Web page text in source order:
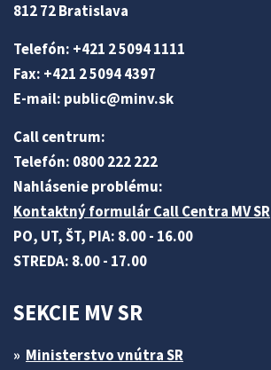
812 72 Bratislava
Telefón: +421 2 5094 1111
Fax: +421 2 5094 4397
E-mail: public@minv.sk
Call centrum:
Telefón: 0800 222 222
Nahlásenie problému:
Kontaktný formulár Call Centra MV SR
PO, UT, ŠT, PIA: 8.00 - 16.00
STREDA: 8.00 - 17.00
SEKCIE MV SR
Ministerstvo vnútra SR